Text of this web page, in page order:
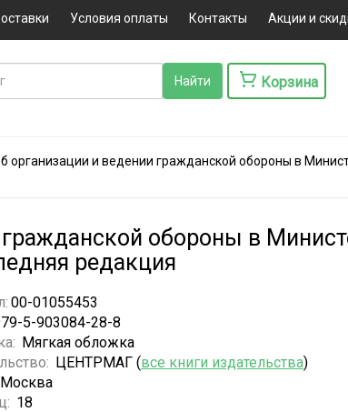
Условия оплаты Контакты Акции и
Корзина
организации и ведении гражданской обороны в
обороны в
редакция
00-01055453
5-903084-28-8
Мягкая обложка
ЦЕНТРМАГ (все книги издательства)
Москва
18